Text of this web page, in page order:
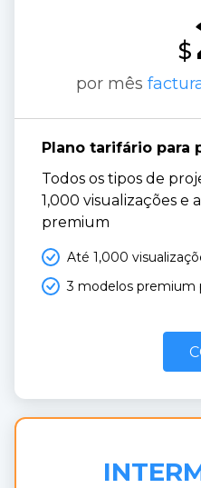
$
por mês
Plano tarifário para
Todos os tipos de
1,000 visualizações e
premium
Até 1,000
3 modelos premium